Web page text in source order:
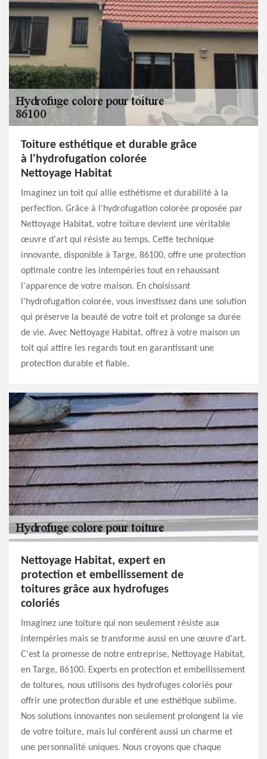
Toiture esthétique et durable grâce
à l'hydrofugation colorée
Nettoyage Habitat
Imaginez un toit qui allie esthétisme et durabilité à la
perfection. Grâce à l'hydrofugation colorée proposée par
Nettoyage Habitat, votre toiture devient une véritable
œuvre d'art qui résiste au temps. Cette technique
innovante, disponible à Targe, 86100, offre une protection
optimale contre les intempéries tout en rehaussant
l'apparence de votre maison. En choisissant
l'hydrofugation colorée, vous investissez dans une solution
qui préserve la beauté de votre toit et prolonge sa durée
de vie. Avec Nettoyage Habitat, offrez à votre maison un
toit qui attire les regards tout en garantissant une
protection durable et fiable.
Nettoyage Habitat, expert en
protection et embellissement de
toitures grâce aux hydrofuges
coloriés
Imaginez une toiture qui non seulement résiste aux
intempéries mais se transforme aussi en une œuvre d'art.
C'est la promesse de notre entreprise, Nettoyage Habitat,
en Targe, 86100. Experts en protection et embellissement
de toitures, nous utilisons des hydrofuges coloriés pour
offrir une protection durable et une esthétique sublime.
Nos solutions innovantes non seulement prolongent la vie
de votre toiture, mais lui confèrent aussi un charme et
une personnalité uniques. Nous croyons que chaque